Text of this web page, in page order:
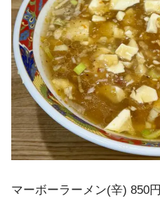
マーボーラーメン(辛) 850円